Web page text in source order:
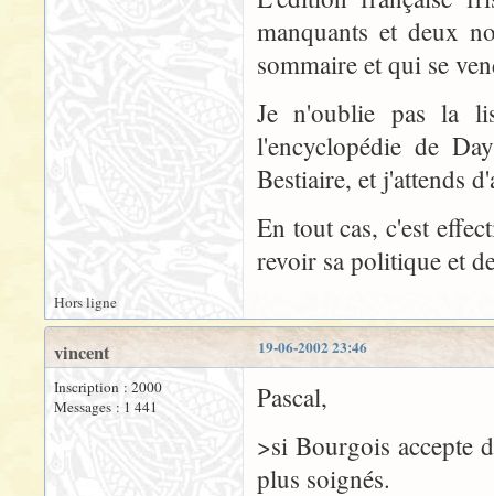
manquants et deux
sommaire et qui se
Je n'oublie pas la
l'encyclopédie de
Bestiaire, et j'attends
En tout cas, c'est
revoir sa politique et
Hors ligne
19-06-2002 23:46
vincent
Inscription : 2000
Messages : 1 441
Pascal,
>si Bourgois accepte
plus soignés.